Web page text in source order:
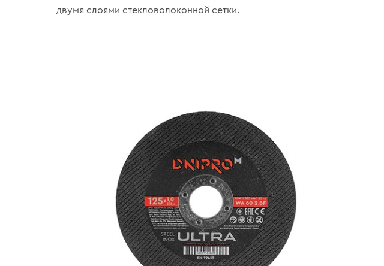
двумя слоями стекловолоконной сетки.